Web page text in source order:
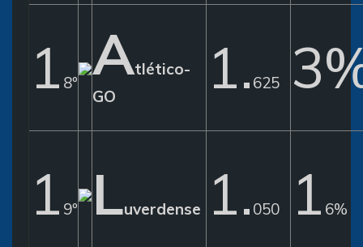
1 8º Atlético-
GO
1. 625
1 9º Luverdense 1. 050 1 6%